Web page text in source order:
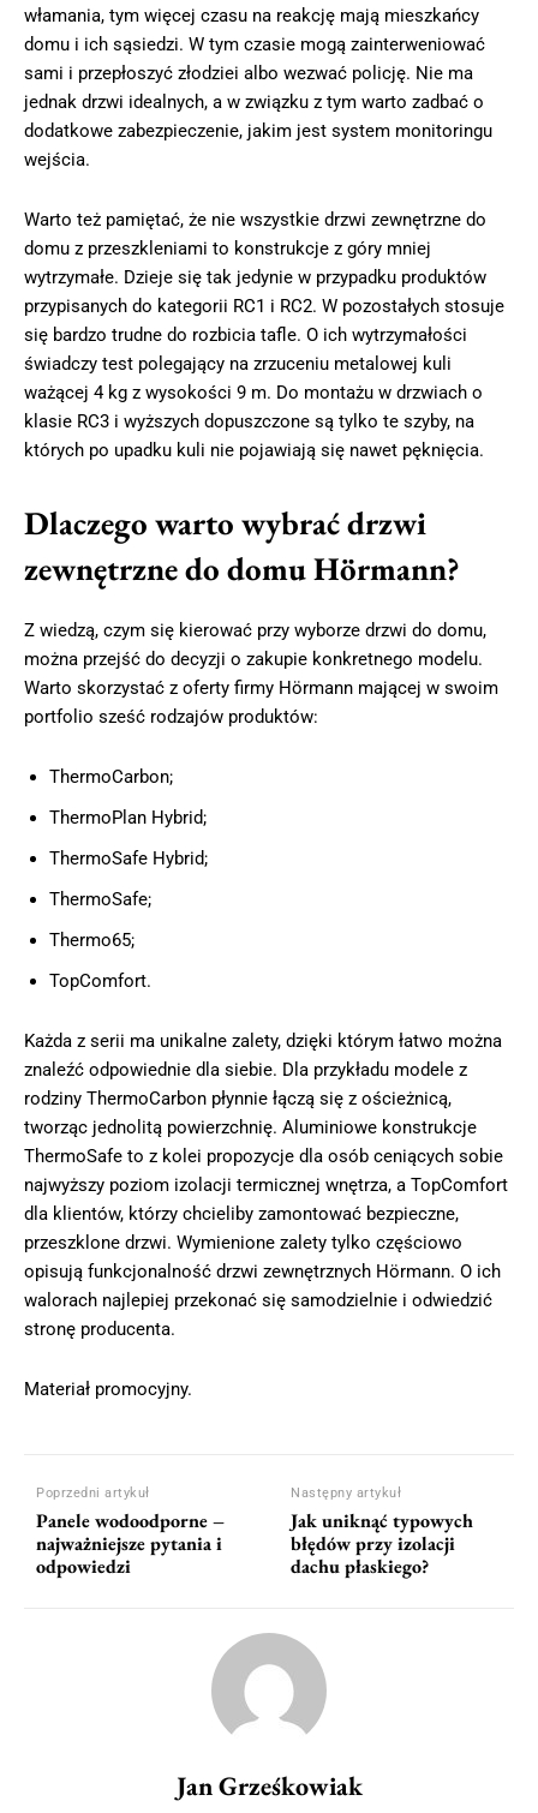
włamania, tym więcej czasu na reakcję mają mieszkańcy
domu i ich sąsiedzi. W tym czasie mogą zainterweniować
sami i przepłoszyć złodziei albo wezwać policję. Nie ma
jednak drzwi idealnych, a w związku z tym warto zadbać o
dodatkowe zabezpieczenie, jakim jest system monitoringu
wejścia.
Warto też pamiętać, że nie wszystkie drzwi zewnętrzne do
domu z przeszkleniami to konstrukcje z góry mniej
wytrzymałe. Dzieje się tak jedynie w przypadku produktów
przypisanych do kategorii RC1 i RC2. W pozostałych stosuje
się bardzo trudne do rozbicia tafle. O ich wytrzymałości
świadczy test polegający na zrzuceniu metalowej kuli
ważącej 4 kg z wysokości 9 m. Do montażu w drzwiach o
klasie RC3 i wyższych dopuszczone są tylko te szyby, na
których po upadku kuli nie pojawiają się nawet pęknięcia.
Dlaczego warto wybrać drzwi
zewnętrzne do domu Hörmann?
Z wiedzą, czym się kierować przy wyborze drzwi do domu,
można przejść do decyzji o zakupie konkretnego modelu.
Warto skorzystać z oferty firmy Hörmann mającej w swoim
portfolio sześć rodzajów produktów:
ThermoCarbon;
ThermoPlan Hybrid;
ThermoSafe Hybrid;
ThermoSafe;
Thermo65;
TopComfort.
Każda z serii ma unikalne zalety, dzięki którym łatwo można
znaleźć odpowiednie dla siebie. Dla przykładu modele z
rodziny ThermoCarbon płynnie łączą się z ościeżnicą,
tworząc jednolitą powierzchnię. Aluminiowe konstrukcje
ThermoSafe to z kolei propozycje dla osób ceniących sobie
najwyższy poziom izolacji termicznej wnętrza, a TopComfort
dla klientów, którzy chcieliby zamontować bezpieczne,
przeszklone drzwi. Wymienione zalety tylko częściowo
opisują funkcjonalność drzwi zewnętrznych Hörmann. O ich
walorach najlepiej przekonać się samodzielnie i odwiedzić
stronę producenta.
Materiał promocyjny.
Poprzedni artykuł
Panele wodoodporne –
najważniejsze pytania i
odpowiedzi
Następny artykuł
Jak uniknąć typowych
błędów przy izolacji
dachu płaskiego?
Jan Grześkowiak